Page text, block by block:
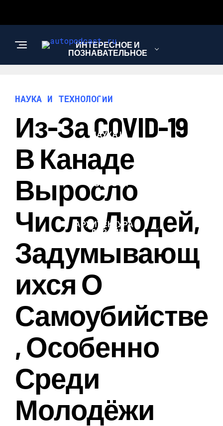
ИНТЕРЕСНОЕ И
ПОЗНАВАТЕЛЬНОЕ
АВТО
НАУКА И
НОВОСТИ
АРХИТЕКТУРА И
ДИЗАЙН
НАУКА И ТЕХНОЛОГИИ
Из-За COVID-19
В Канаде
Выросло
Число Людей,
Задумывающ
Ихся О
Самоубийстве
, Особенно
Среди
Молодёжи